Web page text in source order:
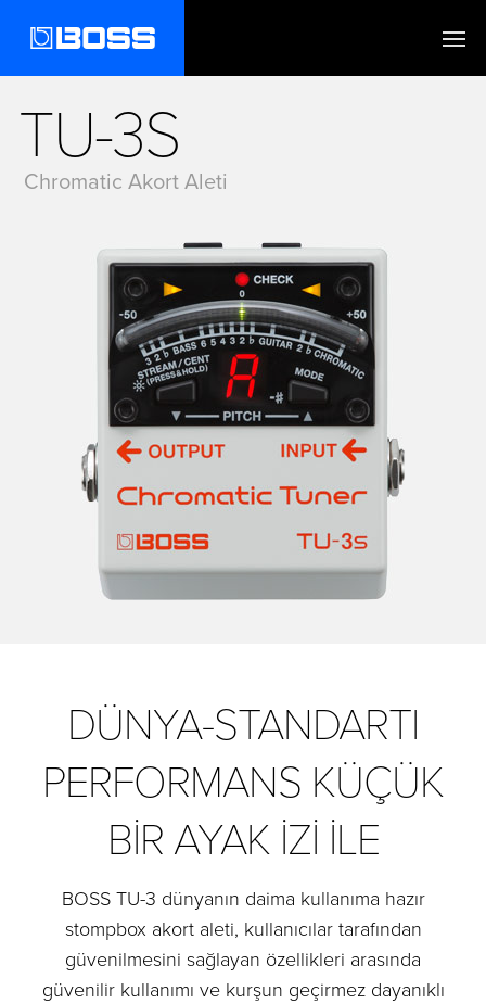
TU-3S
Chromatic Akort Aleti
DÜNYA-STANDARTI
PERFORMANS KÜÇÜK
BIR AYAK İZI ILE
BOSS TU-3 dünyanın daima kullanıma hazır
stompbox akort aleti, kullanıcılar tarafından
güvenilmesini sağlayan özellikleri arasında
güvenilir kullanımı ve kurşun geçirmez dayanıklı